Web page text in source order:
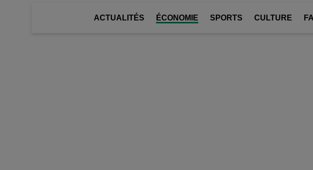
ACTUALITÉS ÉCONOMIE SPORTS CULTURE